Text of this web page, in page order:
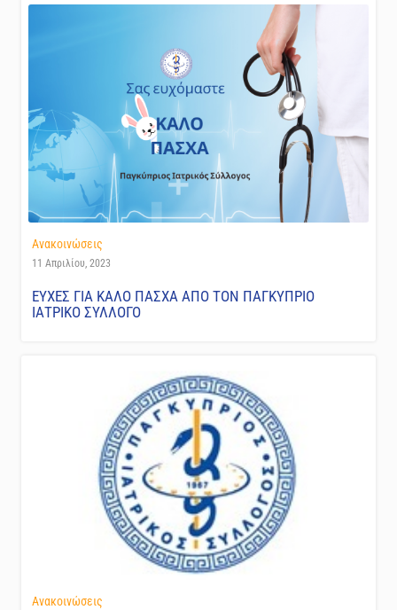
Ανακοινώσεις
11 Απριλίου, 2023
ΕΥΧΕΣ ΓΙΑ ΚΑΛΟ ΠΑΣΧΑ ΑΠΟ ΤΟΝ ΠΑΓΚΥΠΡΙΟ
ΙΑΤΡΙΚΟ ΣΥΛΛΟΓΟ
Ανακοινώσεις